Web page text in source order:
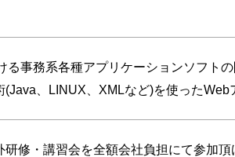
る事務系各種アプリケーションソフト
(Java、LINUX、XMLなど)を使った
研修・講習会を全額会社負担にて参加頂